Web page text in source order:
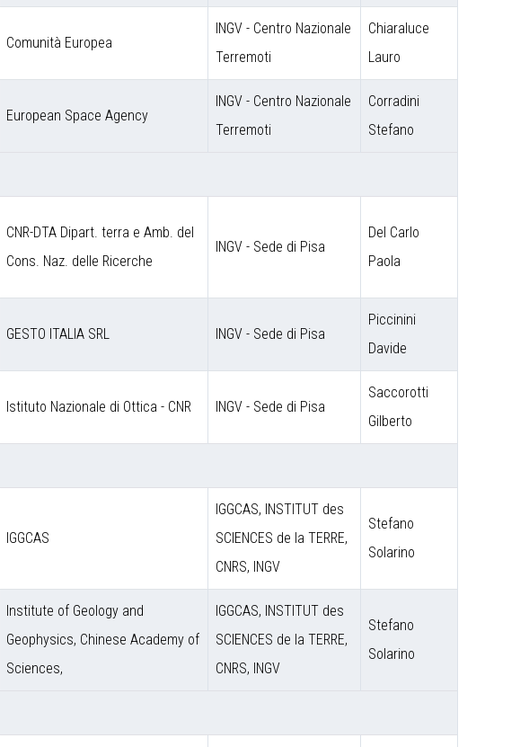
Comunità Europea
INGV - Centro Nazionale
Terremoti
Chiaraluce
Lauro
European Space Agency
INGV - Centro Nazionale
Terremoti
Corradini
Stefano
CNR-DTA Dipart. terra e Amb. del
Cons. Naz. delle Ricerche
INGV - Sede di Pisa
Del Carlo
Paola
GESTO ITALIA SRL INGV - Sede di Pisa
Piccinini
Davide
Istituto Nazionale di Ottica - CNR INGV - Sede di Pisa
Saccorotti
Gilberto
IGGCAS
IGGCAS, INSTITUT des
SCIENCES de la TERRE,
CNRS, INGV
Stefano
Solarino
Institute of Geology and
Geophysics, Chinese Academy of
Sciences,
IGGCAS, INSTITUT des
SCIENCES de la TERRE,
CNRS, INGV
Stefano
Solarino